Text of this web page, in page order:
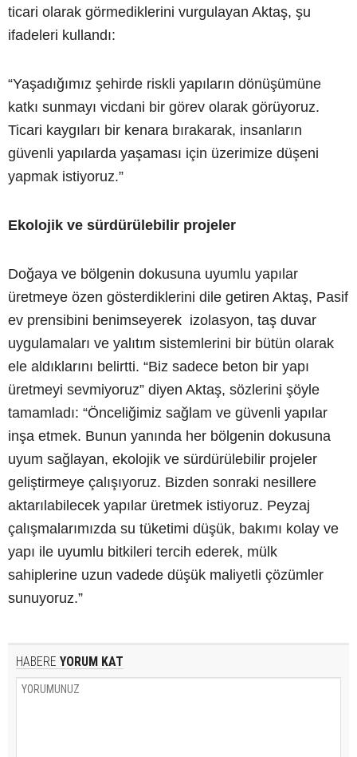
ticari olarak görmediklerini vurgulayan Aktaş, şu
ifadeleri kullandı:
“Yaşadığımız şehirde riskli yapıların dönüşümüne
katkı sunmayı vicdani bir görev olarak görüyoruz.
Ticari kaygıları bir kenara bırakarak, insanların
güvenli yapılarda yaşaması için üzerimize düşeni
yapmak istiyoruz.”
Ekolojik ve sürdürülebilir projeler
Doğaya ve bölgenin dokusuna uyumlu yapılar
üretmeye özen gösterdiklerini dile getiren Aktaş, Pasif
ev prensibini benimseyerek izolasyon, taş duvar
uygulamaları ve yalıtım sistemlerini bir bütün olarak
ele aldıklarını belirtti. “Biz sadece beton bir yapı
üretmeyi sevmiyoruz” diyen Aktaş, sözlerini şöyle
tamamladı: “Önceliğimiz sağlam ve güvenli yapılar
inşa etmek. Bunun yanında her bölgenin dokusuna
uyum sağlayan, ekolojik ve sürdürülebilir projeler
geliştirmeye çalışıyoruz. Bizden sonraki nesillere
aktarılabilecek yapılar üretmek istiyoruz. Peyzaj
çalışmalarımızda su tüketimi düşük, bakımı kolay ve
yapı ile uyumlu bitkileri tercih ederek, mülk
sahiplerine uzun vadede düşük maliyetli çözümler
sunuyoruz.”
HABERE YORUM KAT